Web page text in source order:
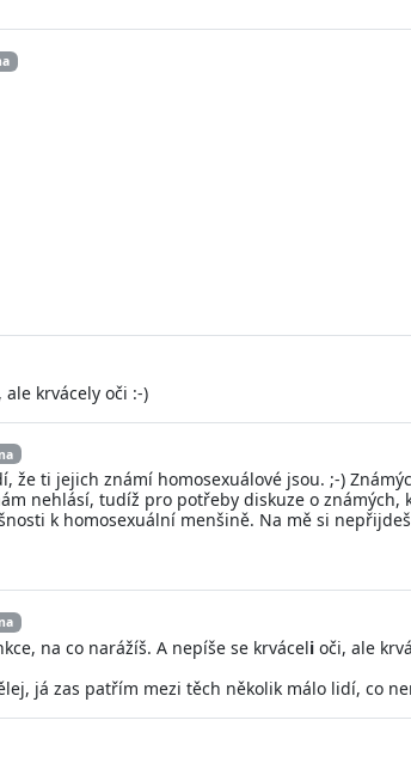
ale krvácely oči :-)
že ti jejich známí homosexuálové jsou. ;-)
nehlásí, tudíž pro potřeby diskuze o známých,
k homosexuální menšině. Na mě si
na co narážíš. A nepíše se krváceli oči, ale
já zas patřím mezi těch několik málo lidí, co